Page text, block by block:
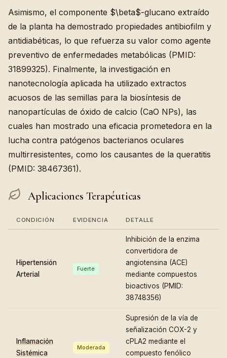
Asimismo, el componente $\beta$-glucano extraído
de la planta ha demostrado propiedades antibiofilm y
antidiabéticas, lo que refuerza su valor como agente
preventivo de enfermedades metabólicas (PMID:
31899325). Finalmente, la investigación en
nanotecnología aplicada ha utilizado extractos
acuosos de las semillas para la biosíntesis de
nanopartículas de óxido de calcio (CaO NPs), las
cuales han mostrado una eficacia prometedora en la
lucha contra patógenos bacterianos oculares
multirresistentes, como los causantes de la queratitis
(PMID: 38467361).
Aplicaciones Terapéuticas
CONDICIÓN EVIDENCIA DETALLE
Hipertensión
Arterial
Fuerte
Inhibición de la enzima
convertidora de
angiotensina (ACE)
mediante compuestos
bioactivos (PMID:
38748356)
Inflamación
Sistémica
Moderada
Supresión de la vía de
señalización COX-2 y
cPLA2 mediante el
compuesto fenólico